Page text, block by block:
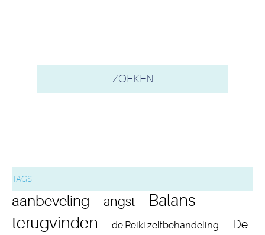
TAGS
aanbeveling angst
Balans
terugvinden
de Reiki zelfbehandeling
De